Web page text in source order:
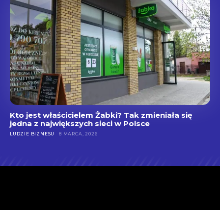
Kto jest właścicielem Żabki? Tak zmieniała się
jedna z największych sieci w Polsce
LUDZIE BIZNESU 8 MARCA, 2026